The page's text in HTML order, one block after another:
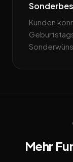
Kunden
Mehr